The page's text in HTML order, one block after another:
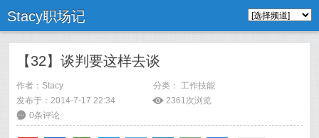
Stacy职场记
【32】谈判要这样去谈
作者： Stacy 分类： 工作技能
发布于：2014-7-17 22:34
ė 2361次浏览
6 0条评论